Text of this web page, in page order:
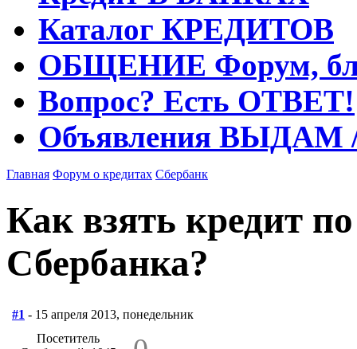
Каталог КРЕДИТОВ
ОБЩЕНИЕ Форум,
Вопрос? Есть ОТВЕТ!
Объявления ВЫДАМ
Главная Форум о кредитах Сбербанк
Как взять кредит
Сбербанка?
#1 - 15 апреля 2013, понедельник
Посетитель